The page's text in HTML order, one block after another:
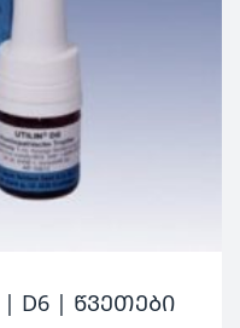
| D6 | წვეთები